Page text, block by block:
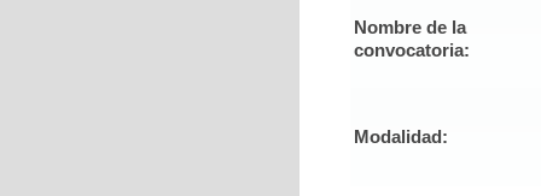
Nombre de la
convocatoria:
Modalidad: